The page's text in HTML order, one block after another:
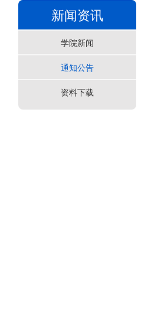
新闻资讯
学院新闻
通知公告
资料下载